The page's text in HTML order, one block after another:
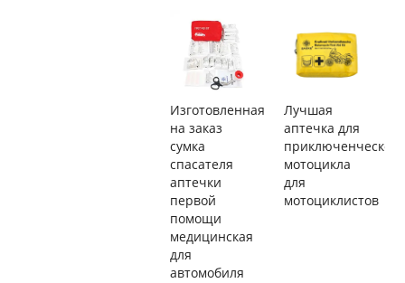
Изготовленная
на заказ
сумка
спасателя
аптечки
первой
помощи
медицинская
для
автомобиля
Лучшая
аптечка для
приключенческого
мотоцикла
для
мотоциклистов